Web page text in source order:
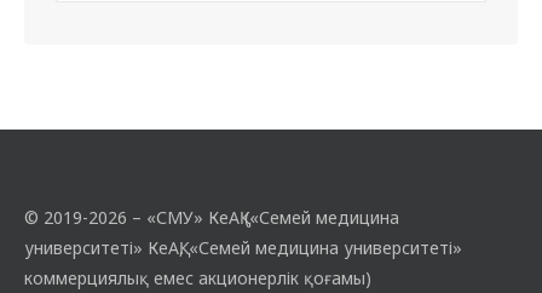
© 2019-2026 – «СМУ» КеАҚ («Семей медицина
университеті» КеАҚ, «Семей медицина университеті»
коммерциялық емес акционерлік қоғамы)